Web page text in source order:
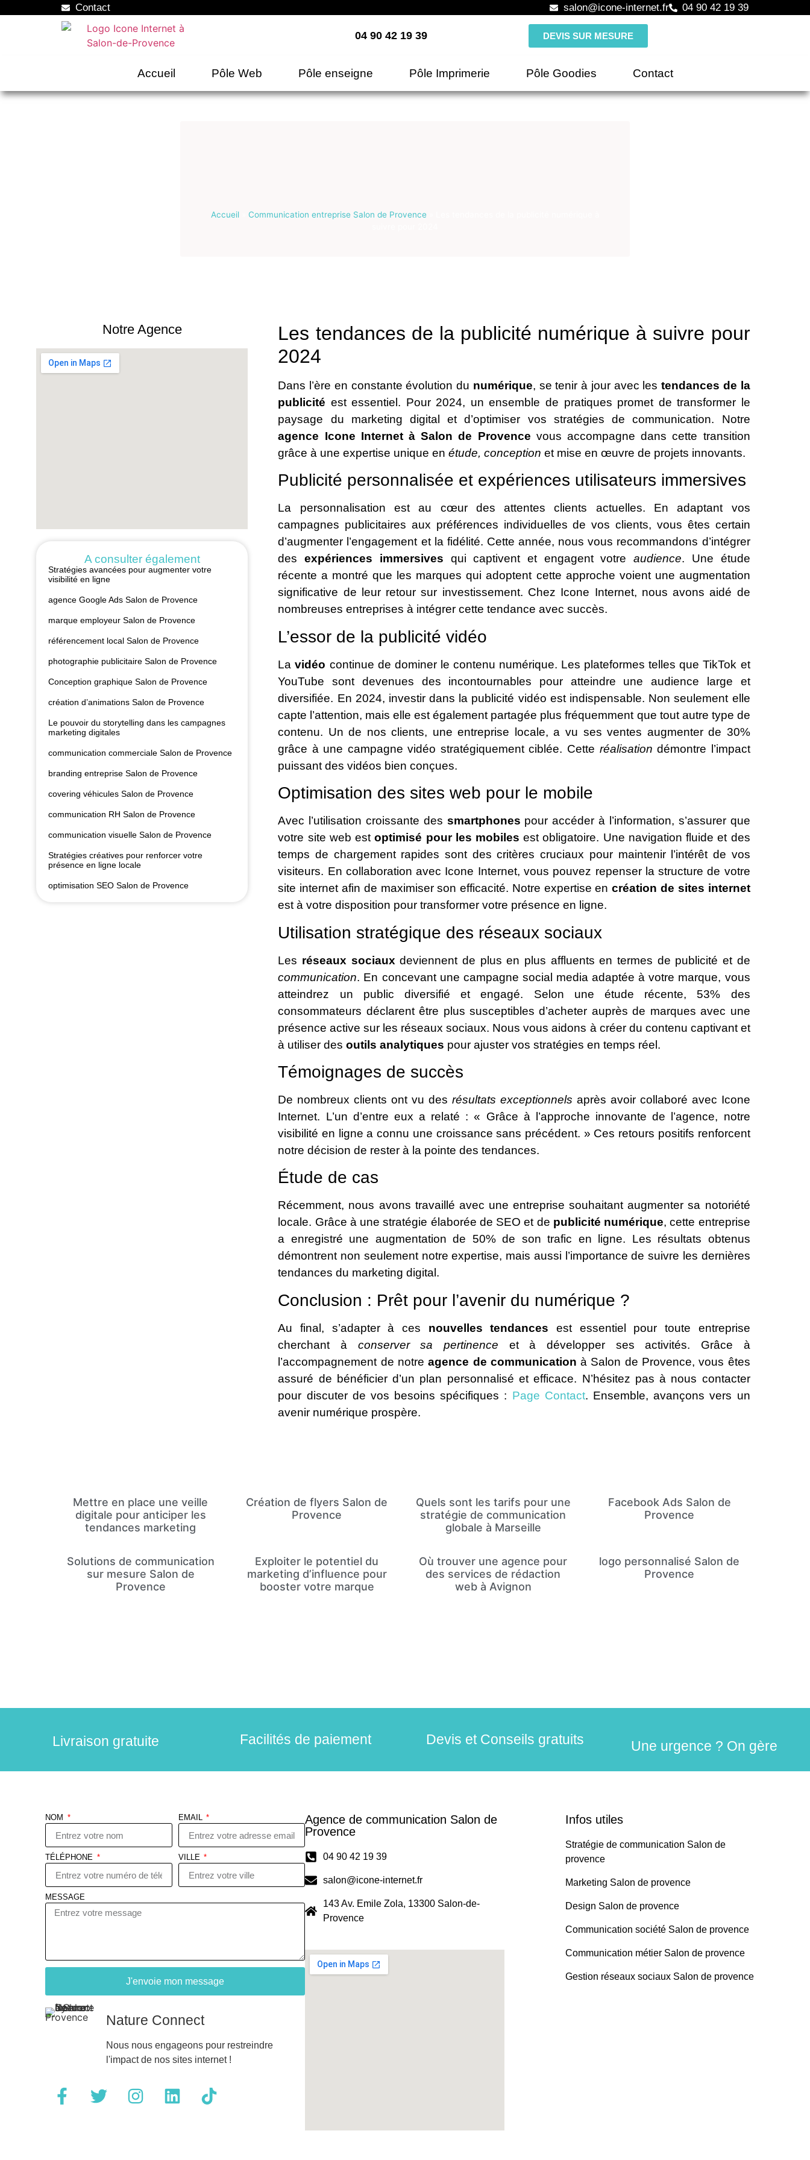
Contact salon@icone-internet.fr 04 90 42 19 39
04 90 42 19 39 DEVIS SUR MESURE
Accueil Pôle Web Pôle enseigne Pôle Imprimerie Pôle Goodies Contact
Accueil» Communication entreprise Salon de Provence»
Notre Agence
A consulter également
Stratégies avancées pour augmenter votre
visibilité en ligne
agence Google Ads Salon de Provence
marque employeur Salon de Provence
référencement local Salon de Provence
photographie publicitaire Salon de Provence
Conception graphique Salon de Provence
création d’animations Salon de Provence
Le pouvoir du storytelling dans les campagnes
marketing digitales
communication commerciale Salon de Provence
branding entreprise Salon de Provence
covering véhicules Salon de Provence
communication RH Salon de Provence
communication visuelle Salon de Provence
Stratégies créatives pour renforcer votre
présence en ligne locale
optimisation SEO Salon de Provence
Les tendances de la publicité numérique à suivre pour
2024
Dans l’ère en constante évolution du numérique, se tenir à jour avec lestendances de la
publicité est essentiel. Pour 2024, un ensemble de pratiques promet de transformer le
paysage du marketing digital et d’optimiser vos stratégies de communication. Notre
agence Icone Internet à Salon de Provence vous accompagne dans cette transition
grâce à une expertise unique enétude, conception et mise en œuvre de projets innovants.
Publicité personnalisée et expériences utilisateurs immersives
La personnalisation est au cœur des attentes clients actuelles. En adaptant vos
campagnes publicitaires aux préférences individuelles de vos clients, vous êtes certain
d’augmenter l’engagement et la fidélité. Cette année, nous vous recommandons d’intégrer
desexpériences immersives qui captivent et engagent votreaudience. Une étude
récente a montré que les marques qui adoptent cette approche voient une augmentation
significative de leur retour sur investissement. Chez Icone Internet, nous avons aidé de
nombreuses entreprises à intégrer cette tendance avec succès.
L’essor de la publicité vidéo
Lavidéo continue de dominer le contenu numérique. Les plateformes telles que TikTok et
YouTube sont devenues des incontournables pour atteindre une audience large et
diversifiée. En 2024, investir dans la publicité vidéo est indispensable. Non seulement elle
capte l’attention, mais elle est également partagée plus fréquemment que tout autre type de
contenu. Un de nos clients, une entreprise locale, a vu ses ventes augmenter de 30%
grâce à une campagne vidéo stratégiquement ciblée. Cette réalisation démontre l’impact
puissant des vidéos bien conçues.
Optimisation des sites web pour le mobile
Avec l’utilisation croissante des smartphones pour accéder à l’information, s’assurer que
votre site web estoptimisé pour les mobiles est obligatoire. Une navigation fluide et des
temps de chargement rapides sont des critères cruciaux pour maintenir l’intérêt de vos
visiteurs. En collaboration avec Icone Internet, vous pouvez repenser la structure de votre
site internet afin de maximiser son efficacité. Notre expertise encréation de sites internet
est à votre disposition pour transformer votre présence en ligne.
Utilisation stratégique des réseaux sociaux
Les réseaux sociaux deviennent de plus en plus affluents en termes de publicité et de
communication. En concevant une campagne social media adaptée à votre marque, vous
atteindrez un public diversifié et engagé. Selon une étude récente, 53% des
consommateurs déclarent être plus susceptibles d’acheter auprès de marques avec une
présence active sur les réseaux sociaux. Nous vous aidons à créer du contenu captivant et
à utiliser desoutils analytiques pour ajuster vos stratégies en temps réel.
Témoignages de succès
De nombreux clients ont vu des résultats exceptionnels après avoir collaboré avec Icone
Internet. L’un d’entre eux a relaté : « Grâce à l’approche innovante de l’agence, notre
visibilité en ligne a connu une croissance sans précédent. » Ces retours positifs renforcent
notre décision de rester à la pointe des tendances.
Étude de cas
Récemment, nous avons travaillé avec une entreprise souhaitant augmenter sa notoriété
locale. Grâce à une stratégie élaborée de SEO et de publicité numérique, cette entreprise
a enregistré une augmentation de 50% de son trafic en ligne. Les résultats obtenus
démontrent non seulement notre expertise, mais aussi l’importance de suivre les dernières
tendances du marketing digital.
Conclusion : Prêt pour l’avenir du numérique ?
Au final, s’adapter à ces nouvelles tendances est essentiel pour toute entreprise
cherchant à conserver sa pertinence et à développer ses activités. Grâce à
l’accompagnement de notreagence de communication à Salon de Provence, vous êtes
assuré de bénéficier d’un plan personnalisé et efficace. N’hésitez pas à nous contacter
pour discuter de vos besoins spécifiques : Page Contact. Ensemble, avançons vers un
avenir numérique prospère.
Mettre en place une veille
digitale pour anticiper les
tendances marketing
Création de flyers Salon de
Provence
Quels sont les tarifs pour une
stratégie de communication
globale à Marseille
Facebook Ads Salon de
Provence
Solutions de communication
sur mesure Salon de
Provence
Exploiter le potentiel du
marketing d’influence pour
booster votre marque
Où trouver une agence pour
des services de rédaction
web à Avignon
logo personnalisé Salon de
Provence
Livraison gratuite Facilités de paiement Devis et Conseils gratuits Une urgence ? On gère
NOM EMAIL
TÉLÉPHONE VILLE
MESSAGE
J'envoie mon message
Nature Connect
Nous nous engageons pour restreindre
l'impact de nos sites internet !
Agence de communication Salon de
Provence
04 90 42 19 39
salon@icone-internet.fr
143 Av. Emile Zola, 13300 Salon-de-
Provence
Infos utiles
Stratégie de communication Salon de
provence
Marketing Salon de provence
Design Salon de provence
Communication société Salon de provence
Communication métier Salon de provence
Gestion réseaux sociaux Salon de provence